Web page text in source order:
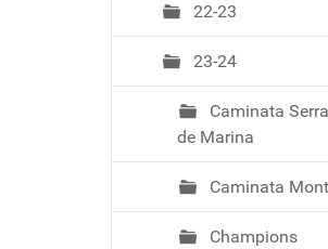
22-23
23-24
Caminata
de Marina
Caminata
Champions